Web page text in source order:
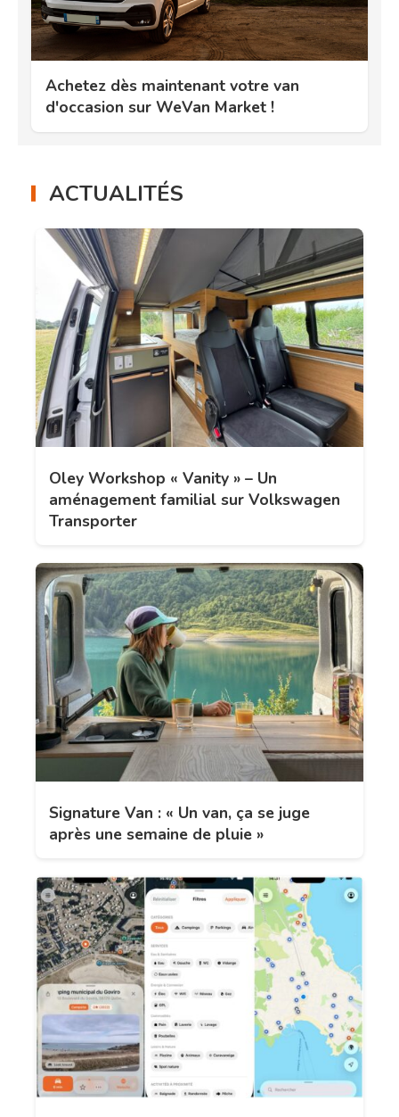
Achetez dès maintenant votre van
d'occasion sur WeVan Market !
ACTUALITÉS
Oley Workshop « Vanity » – Un
aménagement familial sur Volkswagen
Transporter
Signature Van : « Un van, ça se juge
après une semaine de pluie »